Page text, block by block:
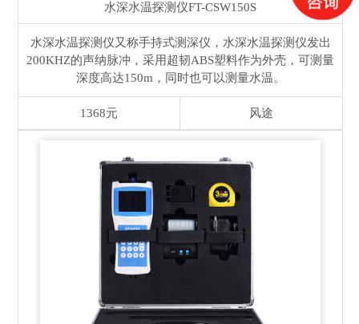
水深水温探测仪FT-CSW150S
水深水温探测仪又称手持式测深仪，水深水温探测仪发出
200KHZ的声纳脉冲，采用超韧ABS塑料作为外壳，可测量
深度高达150m，同时也可以测量水温。
1368元 风途